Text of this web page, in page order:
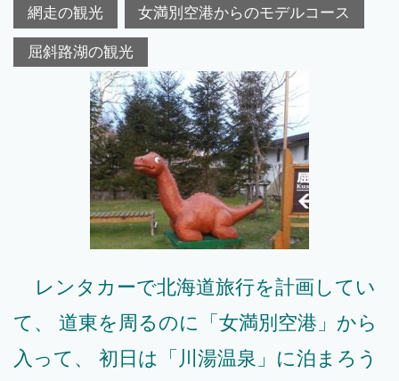
網走の観光 女満別空港からのモデルコース
屈斜路湖の観光
レンタカーで北海道旅行を計画してい
て、 道東を周るのに「女満別空港」から
入って、 初日は「川湯温泉」に泊まろう